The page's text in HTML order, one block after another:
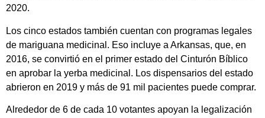
2020.
Los cinco estados también cuentan con programas legales
de mariguana medicinal. Eso incluye a Arkansas, que, en
2016, se convirtió en el primer estado del Cinturón Bíblico
en aprobar la yerba medicinal. Los dispensarios del estado
abrieron en 2019 y más de 91 mil pacientes puede comprar.
Alrededor de 6 de cada 10 votantes apoyan la legalización